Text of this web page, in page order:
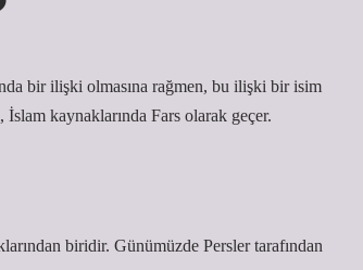
bir ilişki olmasına rağmen, bu ilişki bir isim
kaynaklarında Fars olarak geçer.